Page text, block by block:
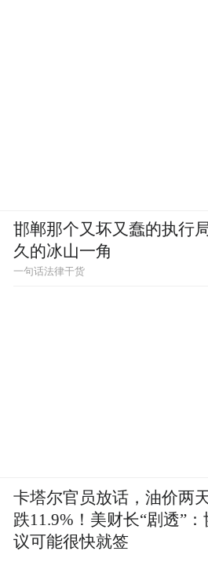
邯郸那个又坏又蠢的执行
久的冰山一角
一句话法律干货
卡塔尔官员放话，油价两
跌11.9%！美财长“剧透”：
议可能很快就签